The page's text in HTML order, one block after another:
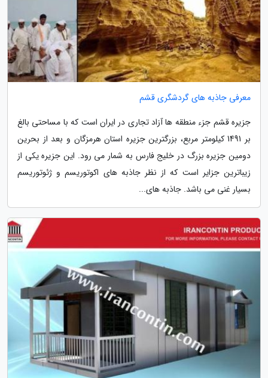
معرفی جاذبه های گردشگری قشم
جزیره قشم جزء منطقه ها آزاد تجاری در ایران است که با مساحتی بالغ
بر 1491 کیلومتر مربع، بزرگترین جزیره استان هرمزگان و بعد از بحرین
دومین جزیره بزرگ در خلیج فارس به شمار می رود. این جزیره یکی از
زیباترین جزایر است که از نظر جاذبه های اکوتوریسم و ژئوتوریسم
بسیار غنی می باشد. جاذبه های...